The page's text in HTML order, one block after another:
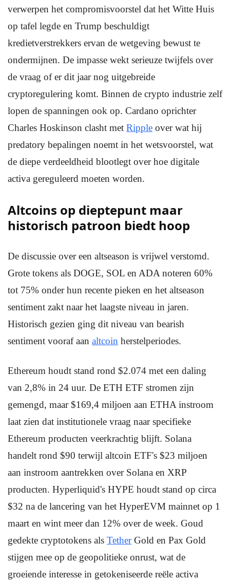
verwerpen het compromisvoorstel dat het Witte Huis
op tafel legde en Trump beschuldigt
kredietverstrekkers ervan de wetgeving bewust te
ondermijnen. De impasse wekt serieuze twijfels over
de vraag of er dit jaar nog uitgebreide
cryptoregulering komt. Binnen de crypto industrie zelf
lopen de spanningen ook op. Cardano oprichter
Charles Hoskinson clasht met Ripple over wat hij
predatory bepalingen noemt in het wetsvoorstel, wat
de diepe verdeeldheid blootlegt over hoe digitale
activa gereguleerd moeten worden.
Altcoins op dieptepunt maar
historisch patroon biedt hoop
De discussie over een altseason is vrijwel verstomd.
Grote tokens als DOGE, SOL en ADA noteren 60%
tot 75% onder hun recente pieken en het altseason
sentiment zakt naar het laagste niveau in jaren.
Historisch gezien ging dit niveau van bearish
sentiment vooraf aan altcoin herstelperiodes.
Ethereum houdt stand rond $2.074 met een daling
van 2,8% in 24 uur. De ETH ETF stromen zijn
gemengd, maar $169,4 miljoen aan ETHA instroom
laat zien dat institutionele vraag naar specifieke
Ethereum producten veerkrachtig blijft. Solana
handelt rond $90 terwijl altcoin ETF's $23 miljoen
aan instroom aantrekken over Solana en XRP
producten. Hyperliquid's HYPE houdt stand op circa
$32 na de lancering van het HyperEVM mainnet op 1
maart en wint meer dan 12% over de week. Goud
gedekte cryptotokens als TetherGold en Pax Gold
stijgen mee op de geopolitieke onrust, wat de
groeiende interesse in getokeniseerde reële activa